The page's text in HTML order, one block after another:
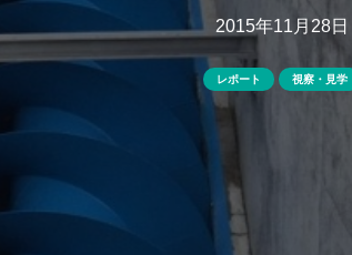
2015年11月28日
レポート 視察・見学